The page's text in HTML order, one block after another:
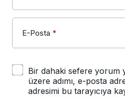
E-Posta *
Bir dahaki sefere yorum
üzere adımı, e-posta
adresimi bu tarayıcıya